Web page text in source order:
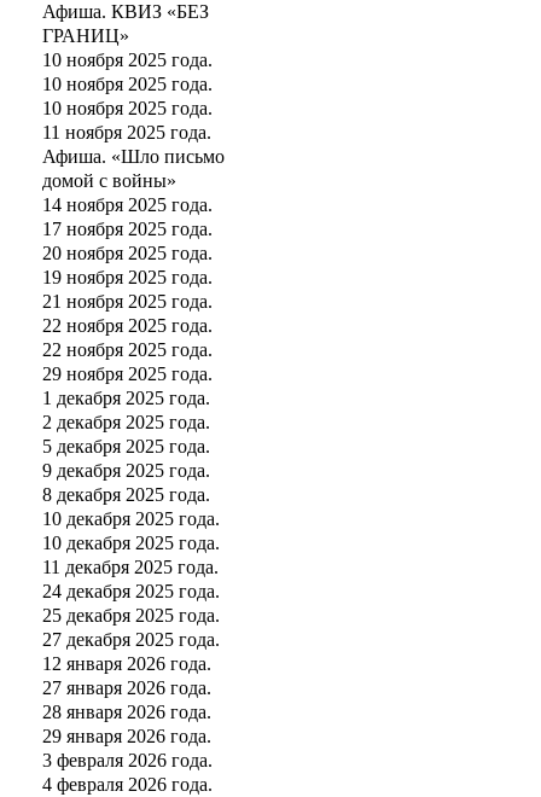
Афиша. КВИЗ «БЕЗ
ГРАНИЦ»
10 ноября 2025 года.
10 ноября 2025 года.
10 ноября 2025 года.
11 ноября 2025 года.
Афиша. «Шло письмо
домой с войны»
14 ноября 2025 года.
17 ноября 2025 года.
20 ноября 2025 года.
19 ноября 2025 года.
21 ноября 2025 года.
22 ноября 2025 года.
22 ноября 2025 года.
29 ноября 2025 года.
1 декабря 2025 года.
2 декабря 2025 года.
5 декабря 2025 года.
9 декабря 2025 года.
8 декабря 2025 года.
10 декабря 2025 года.
10 декабря 2025 года.
11 декабря 2025 года.
24 декабря 2025 года.
25 декабря 2025 года.
27 декабря 2025 года.
12 января 2026 года.
27 января 2026 года.
28 января 2026 года.
29 января 2026 года.
3 февраля 2026 года.
4 февраля 2026 года.